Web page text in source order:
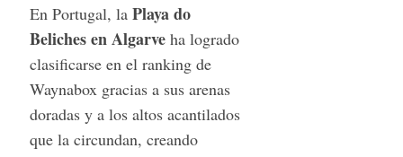
En Portugal, la Playa do
Beliches en Algarveha logrado
clasificarse en el ranking de
Waynabox gracias a sus arenas
doradas y a los altos acantilados
que la circundan, creando